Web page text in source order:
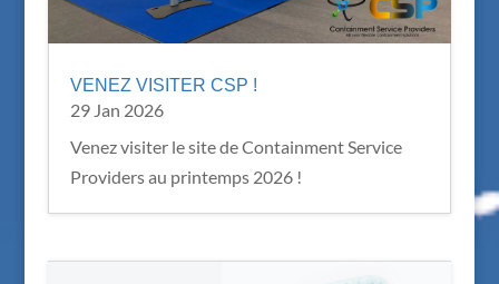
VENEZ VISITER CSP !
29 Jan 2026
Venez visiter le site de Containment Service
Providers au printemps 2026 !